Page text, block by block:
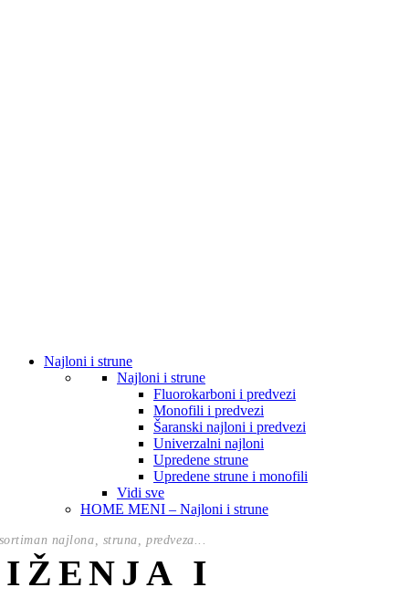
Najloni i strune
Najloni i strune
Fluorokarboni i predvezi
Monofili i predvezi
Šaranski najloni i predvezi
Univerzalni najloni
Upredene strune
Upredene strune i monofili
Vidi sve
HOME MENI – Najloni i strune
najlona, struna, predveza...
I